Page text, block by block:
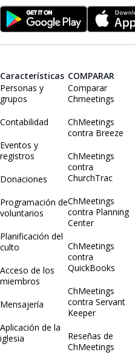
Características
Personas y
grupos
Contabilidad
Eventos y
registros
Donaciones
Programación de
voluntarios
Planificación del
culto
Acceso de los
miembros
Mensajería
Aplicación de la
iglesia
COMPARAR
Comparar
Chmeetings
ChMeetings
contra Breeze
ChMeetings
contra
ChurchTrac
ChMeetings
contra Planning
Center
ChMeetings
contra
QuickBooks
ChMeetings
contra Servant
Keeper
Reseñas de
ChMeetings